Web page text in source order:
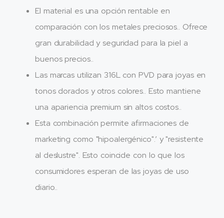
El material es una opción rentable en
comparación con los metales preciosos.. Ofrece
gran durabilidad y seguridad para la piel a
buenos precios..
Las marcas utilizan 316L con PVD para joyas en
tonos dorados y otros colores.. Esto mantiene
una apariencia premium sin altos costos..
Esta combinación permite afirmaciones de
marketing como "hipoalergénico".’ y "resistente
al deslustre". Esto coincide con lo que los
consumidores esperan de las joyas de uso
diario..